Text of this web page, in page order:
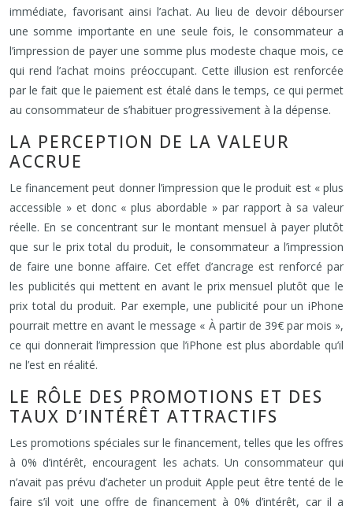
immédiate, favorisant ainsi l’achat. Au lieu de devoir débourser
une somme importante en une seule fois, le consommateur a
l’impression de payer une somme plus modeste chaque mois, ce
qui rend l’achat moins préoccupant. Cette illusion est renforcée
par le fait que le paiement est étalé dans le temps, ce qui permet
au consommateur de s’habituer progressivement à la dépense.
LA PERCEPTION DE LA VALEUR
ACCRUE
Le financement peut donner l’impression que le produit est « plus
accessible » et donc « plus abordable » par rapport à sa valeur
réelle. En se concentrant sur le montant mensuel à payer plutôt
que sur le prix total du produit, le consommateur a l’impression
de faire une bonne affaire. Cet effet d’ancrage est renforcé par
les publicités qui mettent en avant le prix mensuel plutôt que le
prix total du produit. Par exemple, une publicité pour un iPhone
pourrait mettre en avant le message « À partir de 39€ par mois »,
ce qui donnerait l’impression que l’iPhone est plus abordable qu’il
ne l’est en réalité.
LE RÔLE DES PROMOTIONS ET DES
TAUX D’INTÉRÊT ATTRACTIFS
Les promotions spéciales sur le financement, telles que les offres
à 0% d’intérêt, encouragent les achats. Un consommateur qui
n’avait pas prévu d’acheter un produit Apple peut être tenté de le
faire s’il voit une offre de financement à 0% d’intérêt, car il a